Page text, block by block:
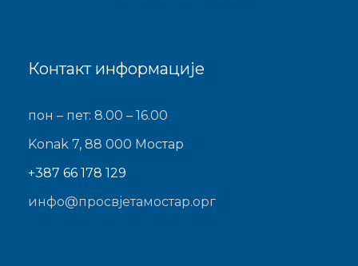
Контакт информације
пон – пет: 8.00 – 16.00
Konak 7, 88 000 Мостар
+387 66 178 129
инфо@просвјетамостар.орг